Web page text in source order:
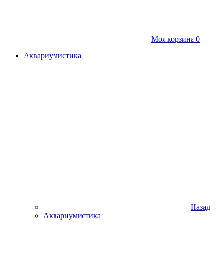
Моя корзина 0
Аквариумистика
Назад
Аквариумистика